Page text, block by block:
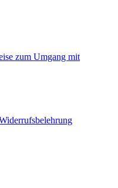
zum Umgang mit